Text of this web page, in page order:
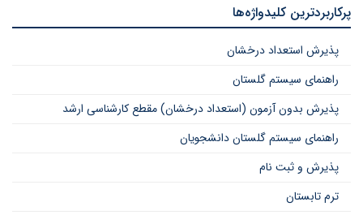
پرکاربردترین کلیدواژه‌ها
پذیرش استعداد درخشان
راهنمای سیستم گلستان
پذیرش بدون آزمون (استعداد درخشان) مقطع کارشناسی ارشد
راهنمای سیستم گلستان دانشجویان
پذیرش و ثبت نام
ترم تابستان